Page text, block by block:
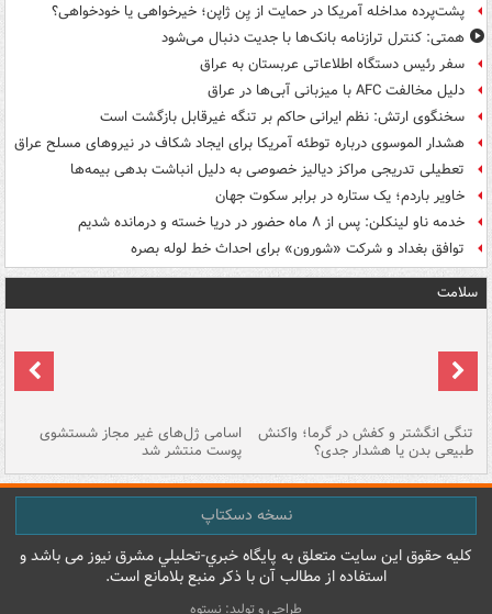
پشت‌پرده مداخله آمریکا در حمایت از یِن ژاپن؛ خیرخواهی یا خودخواهی؟
همتی: کنترل ترازنامه بانک‌ها با جدیت دنبال می‌شود
سفر رئیس دستگاه اطلاعاتی عربستان به عراق
دلیل مخالفت AFC با میزبانی آبی‌ها در عراق
سخنگوی ارتش: نظم ایرانی حاکم بر تنگه غیرقابل بازگشت است
هشدار الموسوی درباره توطئه آمریکا برای ایجاد شکاف در نیروهای مسلح عراق
تعطیلی تدریجی مراکز دیالیز خصوصی به دلیل انباشت بدهی بیمه‌ها
خاویر باردم؛ یک ستاره در برابر سکوت جهان
خدمه ناو لینکلن: پس از ۸ ماه حضور در دریا خسته و درمانده‌ شدیم
توافق بغداد و شرکت «شورون» برای احداث خط لوله بصره
سلامت
تنگی انگشتر و کفش در گرما؛ واکنش
طبیعی بدن یا هشدار جدی؟
اسامی ژل‌های غیر مجاز شستشوی
پوست منتشر شد
نسخه دسکتاپ
کليه حقوق اين سايت متعلق به پایگاه خبري-تحليلي مشرق نيوز می باشد و
استفاده از مطالب آن با ذکر منبع بلامانع است.
طراحی و تولید: نستوه